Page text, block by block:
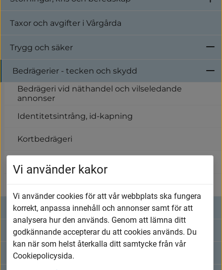
Taxor och avgifter i Vårgårda
Trygg och säker
Bedrägerier - tecken och skydd
Bedrägeri vid näthandel och vilseledande
annonser
Identitetsintrång, id-kapning
Kortbedrägeri
Telefonbedrägeri (vishing)
Desinformation och informationspåverkan
Effektiv samordning för trygghet
Eldning och eldningsförbud
Bedrägeri vid näthandel och vilseledande
annonser
Vi använder kakor
Vi använder cookies för att vår webbplats ska fungera
korrekt, anpassa innehåll och annonser samt för att
analysera hur den används. Genom att lämna ditt
godkännande accepterar du att cookies används. Du
kan när som helst återkalla ditt samtycke från vår
Cookiepolicysida.